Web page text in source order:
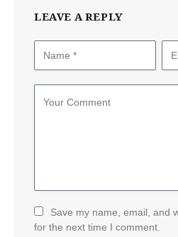
LEAVE A REPLY
Save my name, email, and
for the next time I comment.